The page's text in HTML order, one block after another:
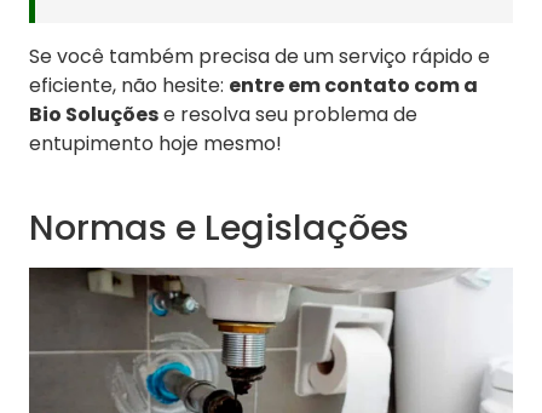
Se você também precisa de um serviço rápido e
eficiente, não hesite: entre em contato com a
Bio Soluçõese resolva seu problema de
entupimento hoje mesmo!
Normas e Legislações